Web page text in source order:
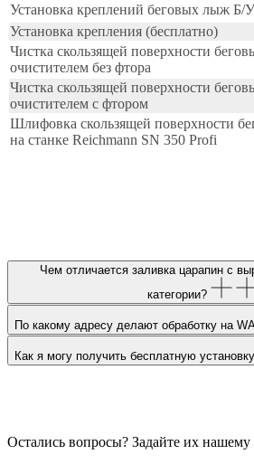
Установка креплений беговых лыж Б/У
Установка крепления (бесплатно)
Чистка скользящей поверхности
очистителем без фтора
Чистка скользящей поверхности
очистителем с фтором
Шлифовка скользящей поверхности
на станке Reichmann SN 350 Profi
Чем отличается заливка царапин с
категории?
По какому адресу делают обработку на
Как я могу получить бесплатную
Остались вопросы? Задайте их нашему